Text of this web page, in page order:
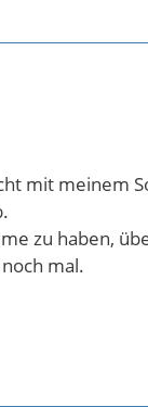
mit meinem
zu haben,
mal.